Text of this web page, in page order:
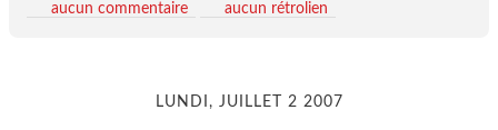
aucun commentaire
aucun rétrolien
LUNDI, JUILLET 2 2007